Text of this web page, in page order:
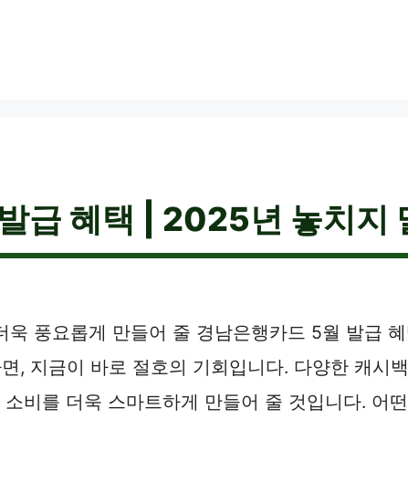
급 혜택 | 2025년 놓치지
풍요롭게 만들어 줄 경남은행카드 5월 발급
, 지금이 바로 절호의 기회입니다. 다양한 캐시
비를 더욱 스마트하게 만들어 줄 것입니다. 어